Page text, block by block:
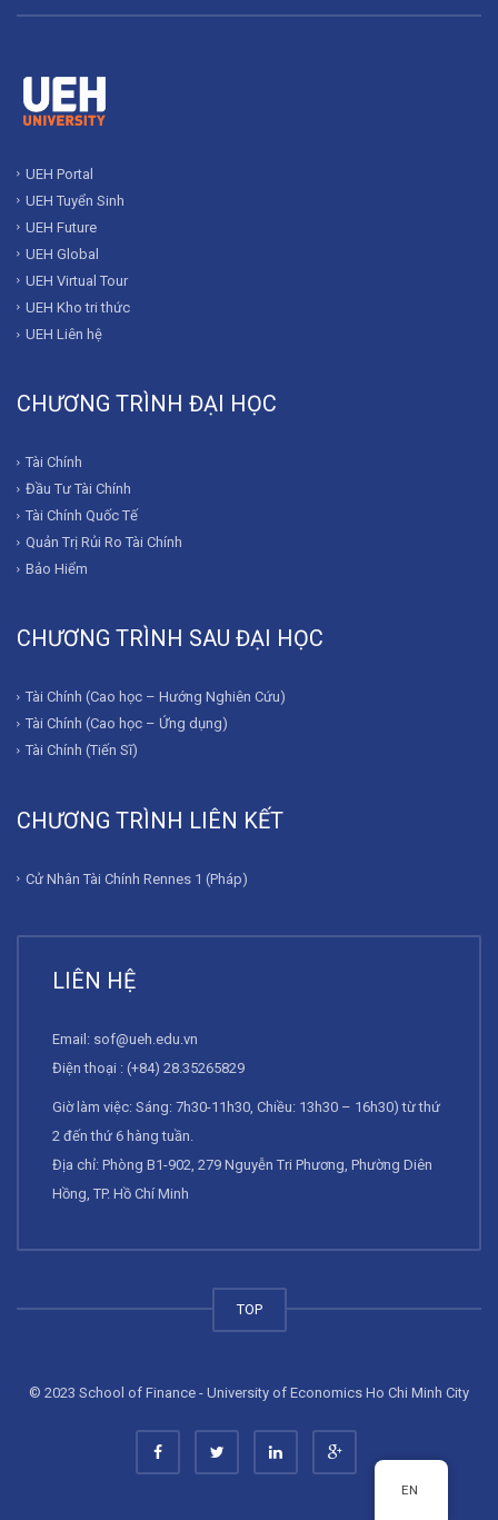
UEH Portal
UEH Tuyển Sinh
UEH Future
UEH Global
UEH Virtual Tour
UEH Kho tri thức
UEH Liên hệ
CHƯƠNG TRÌNH ĐẠI HỌC
Tài Chính
Đầu Tư Tài Chính
Tài Chính Quốc Tế
Quản Trị Rủi Ro Tài Chính
Bảo Hiểm
CHƯƠNG TRÌNH SAU ĐẠI HỌC
Tài Chính (Cao học – Hướng Nghiên Cứu)
Tài Chính (Cao học – Ứng dụng)
Tài Chính (Tiến Sĩ)
CHƯƠNG TRÌNH LIÊN KẾT
Cử Nhân Tài Chính Rennes 1 (Pháp)
LIÊN HỆ
Email: sof@ueh.edu.vn
Điện thoại : (+84) 28.35265829
Giờ làm việc: Sáng: 7h30-11h30, Chiều: 13h30 – 16h30) từ thứ
2 đến thứ 6 hàng tuần.
Địa chỉ: Phòng B1-902, 279 Nguyễn Tri Phương, Phường Diên
Hồng, TP. Hồ Chí Minh
TOP
© 2023 School of Finance - University of Economics Ho Chi Minh City
EN